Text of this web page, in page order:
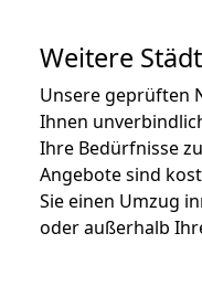
Weitere
Unsere geprüften
Ihnen
Ihre Bedürfnisse
Angebote sind
Sie einen Umzug
oder außerhalb